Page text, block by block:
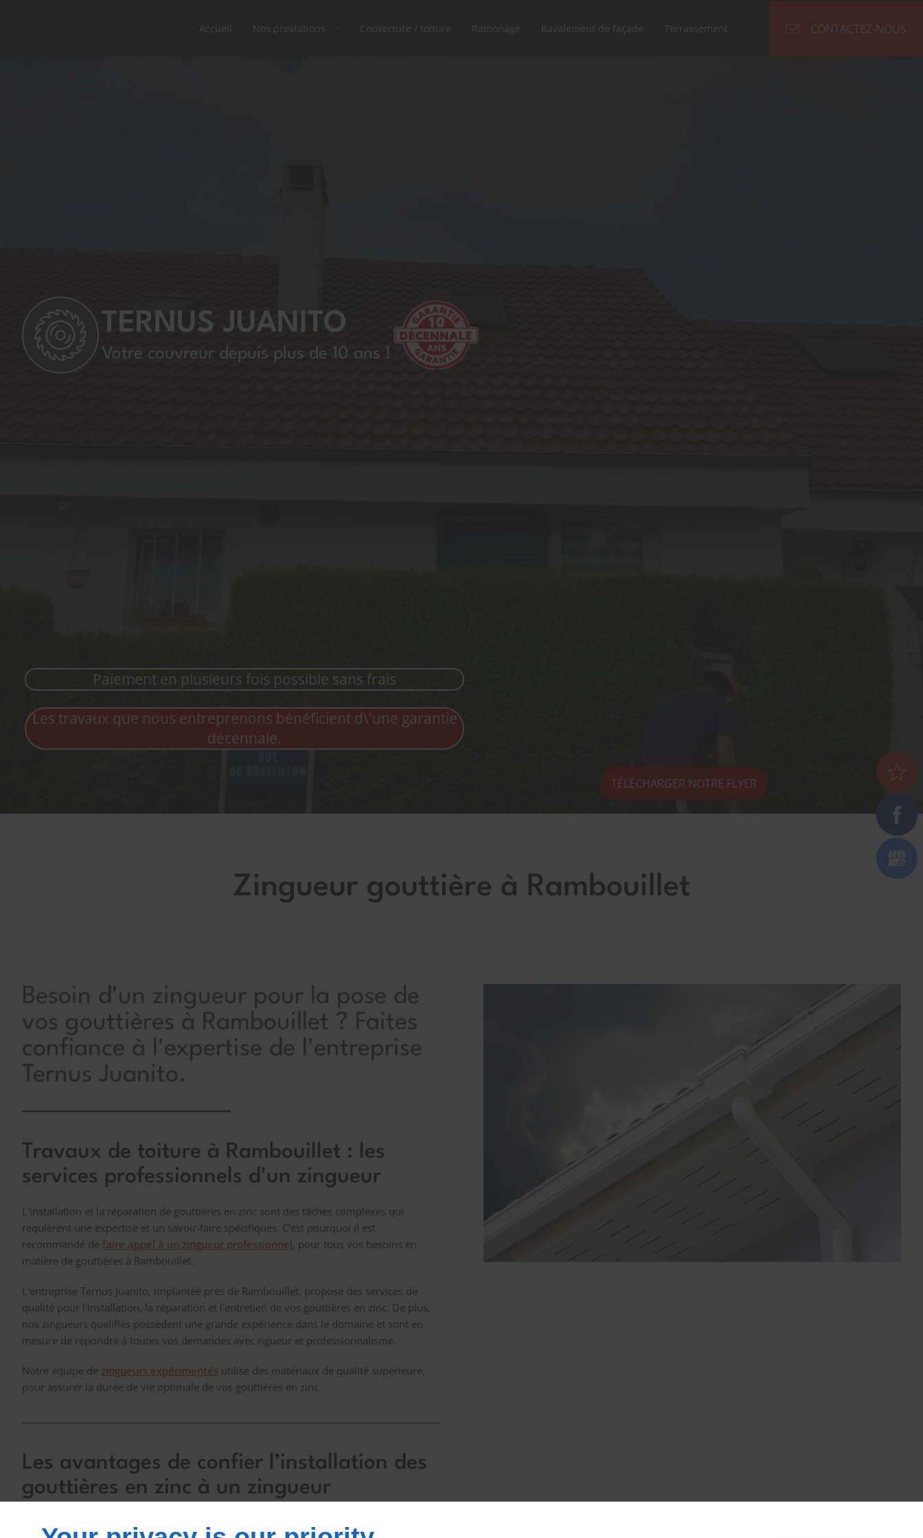
TERNUS JUANITO
Votre couvreur depuis plus de 10 ans !
Paiement en plusieurs fois possible sans frais
Les travaux que nous entreprenons bénéficient d\'une garantie
décennale.
TÉLÉCHARGER NOTRE FLYER
Accueil Nos prestations Couverture / toiture Ramonage Ravalement de façade Terrassement CONTACTEZ-NOUS
Zingueur gouttière à Rambouillet
Besoin d'un zingueur pour la pose de
vos gouttières à Rambouillet ? Faites
confiance à l'expertise de l'entreprise
Ternus Juanito.
Travaux de toiture à Rambouillet : les
services professionnels d'un zingueur
L'installation et la réparation de gouttières en zinc sont des tâches complexes qui
requièrent une expertise et un savoir-faire spécifiques. C'est pourquoi il est
recommandé de faire appel à un zingueur professionnel, pour tous vos besoins en
matière de gouttières à Rambouillet.
L'entreprise Ternus Juanito, implantée près de Rambouillet, propose des services de
qualité pour l'installation, la réparation et l'entretien de vos gouttières en zinc. De plus,
nos zingueurs qualifiés possèdent une grande expérience dans le domaine et sont en
mesure de répondre à toutes vos demandes avec rigueur et professionnalisme.
Notre équipe de zingueurs expérimentés utilise des matériaux de qualité supérieure,
pour assurer la durée de vie optimale de vos gouttières en zinc.
Les avantages de confier l’installation des
gouttières en zinc à un zingueur